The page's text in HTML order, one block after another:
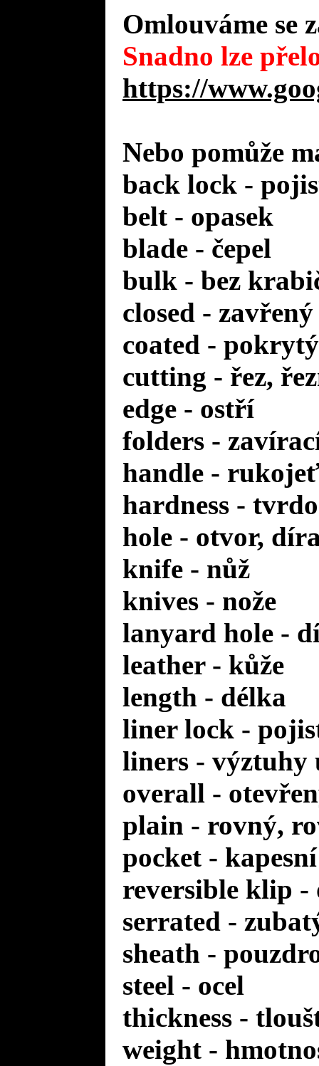
Omlouváme se
Snadno lze
https://
Nebo pomůže
back lock -
belt - opasek
blade - čepel
bulk - bez
closed - zavřený
coated -
cutting - řez,
edge - ostří
folders -
handle -
hardness -
hole - otvor,
knife - nůž
knives - nože
lanyard hole -
leather - kůže
length - délka
liner lock -
liners -
overall -
plain - rovný,
pocket - kapesní
reversible klip
serrated -
sheath -
steel - ocel
thickness -
weight -